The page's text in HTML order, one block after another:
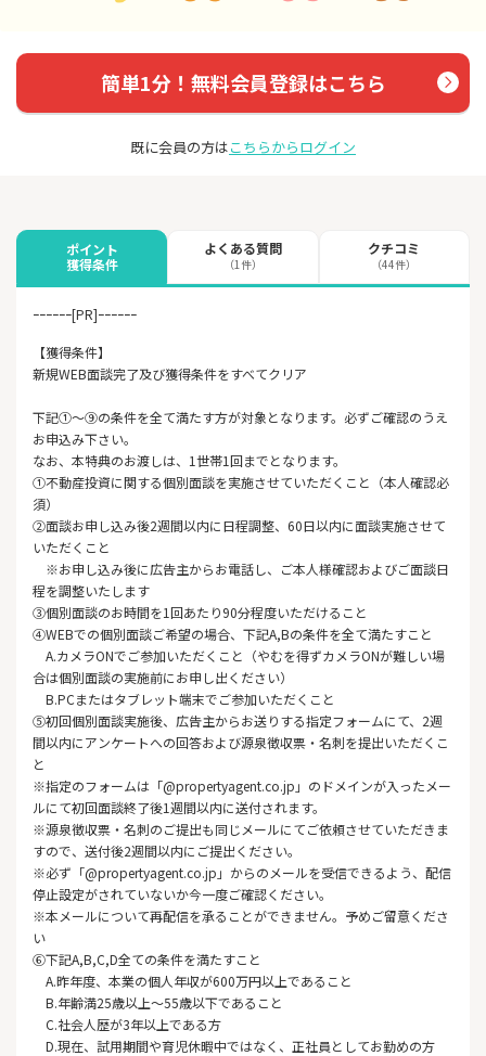
簡単1分！無料会員登録はこちら
既に会員の方はこちらからログイン
ポイント
獲得条件
よくある質問
（1件）
クチコミ
（44件）
ｰｰｰｰｰｰ[PR]ｰｰｰｰｰｰ
【獲得条件】
新規WEB面談完了及び獲得条件をすべてクリア
下記①～⑨の条件を全て満たす方が対象となります。必ずご確認のうえ
お申込み下さい。
なお、本特典のお渡しは、1世帯1回までとなります。
①不動産投資に関する個別面談を実施させていただくこと（本人確認必
須）
②面談お申し込み後2週間以内に日程調整、60日以内に面談実施させて
いただくこと
※お申し込み後に広告主からお電話し、ご本人様確認およびご面談日
程を調整いたします
③個別面談のお時間を1回あたり90分程度いただけること
④WEBでの個別面談ご希望の場合、下記A,Bの条件を全て満たすこと
A.カメラONでご参加いただくこと（やむを得ずカメラONが難しい場
合は個別面談の実施前にお申し出ください）
B.PCまたはタブレット端末でご参加いただくこと
⑤初回個別面談実施後、広告主からお送りする指定フォームにて、2週
間以内にアンケートへの回答および源泉徴収票・名刺を提出いただくこ
と
※指定のフォームは「@propertyagent.co.jp」のドメインが入ったメー
ルにて初回面談終了後1週間以内に送付されます。
※源泉徴収票・名刺のご提出も同じメールにてご依頼させていただきま
すので、送付後2週間以内にご提出ください。
※必ず「@propertyagent.co.jp」からのメールを受信できるよう、配信
停止設定がされていないか今一度ご確認ください。
※本メールについて再配信を承ることができません。予めご留意くださ
い
⑥下記A,B,C,D全ての条件を満たすこと
A.昨年度、本業の個人年収が600万円以上であること
B.年齢満25歳以上～55歳以下であること
C.社会人歴が3年以上である方
D.現在、試用期間や育児休暇中ではなく、正社員としてお勤めの方